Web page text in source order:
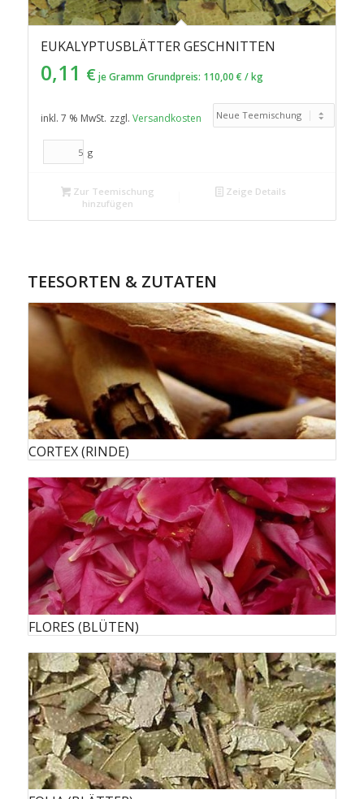
EUKALYPTUSBLÄTTER GESCHNITTEN
0,11 € je Gramm Grundpreis: 110,00 € /kg
inkl. 7 % MwSt. zzgl. Versandkosten
g
Zur Teemischung
hinzufügen
Zeige Details
TEESORTEN & ZUTATEN
CORTEX (RINDE)
FLORES (BLÜTEN)